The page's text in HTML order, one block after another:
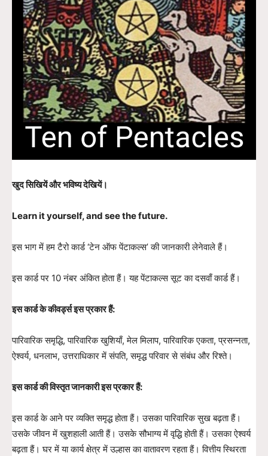
खुद सिखियें और भविष्य देखियें।
Learn it yourself, and see the future.
इस भाग में हम टैरो कार्ड ‘टेन ऑफ पेंटाकल्स’ की जानकारी लेनेवाले हैं।
इस कार्ड पर 10 नंबर अंकित होता हैं। यह पेंटाकल्स सूट का दसवाँ कार्ड हैं।
इस कार्ड के कीवर्ड्स इस प्रकार हैं:
पारिवारिक समृद्धि, पारिवारिक खुशियाँ, मेल मिलाप, पारिवारिक एकता, प्रसन्नता,
ऐश्वर्य, धनलाभ, उत्तराधिकार में संपति, समृद्ध परिवार से संबंध और रिश्ते।
इस कार्ड की विस्तृत जानकारी इस प्रकार हैं:
इस कार्ड के आने पर व्यक्ति समृद्ध होता हैं। उसका पारिवारिक सुख बढ़ता हैं।
उसके जीवन में खुशहाली आती हैं। उसके सौभाग्य में वृद्धि होती हैं। उसका ऐश्वर्य
बढ़ता हैं। घर में या कार्य क्षेत्र में उल्हास का वातावरण रहता हैं। वित्तीय स्थिरता